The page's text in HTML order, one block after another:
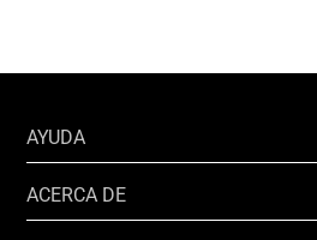
AYUDA
ACERCA DE